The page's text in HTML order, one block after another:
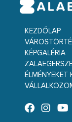
KEZDŐLAP
KÉPGALÉRIA
ÉLMÉNYEKET